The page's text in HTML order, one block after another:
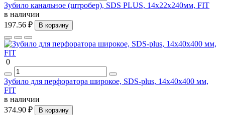
Зубило канальное (штробер), SDS PLUS, 14х22х240мм, FIT
в наличии
197.56 ₽
В корзину
0
Зубило для перфоратора широкое, SDS-plus, 14х40х400 мм,
FIT
в наличии
374.90 ₽
В корзину